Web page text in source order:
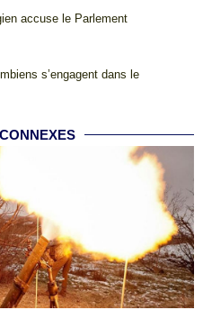
accuse le Parlement
s’engagent dans le